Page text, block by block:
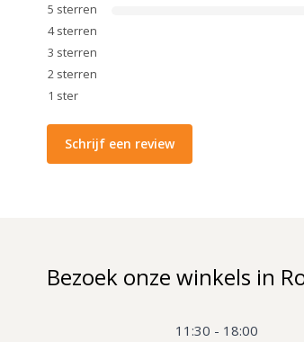
5 sterren
4 sterren
3 sterren
2 sterren
1 ster
Schrijf een review
Bezoek onze winkels in
11:30 - 18:00